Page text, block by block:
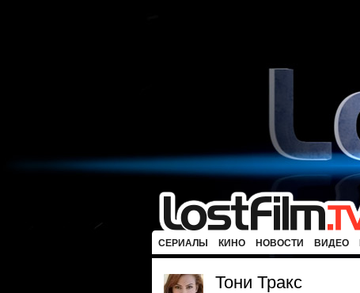
СЕРИАЛЫ КИНО НОВОСТИ ВИДЕО
Тони Тракс